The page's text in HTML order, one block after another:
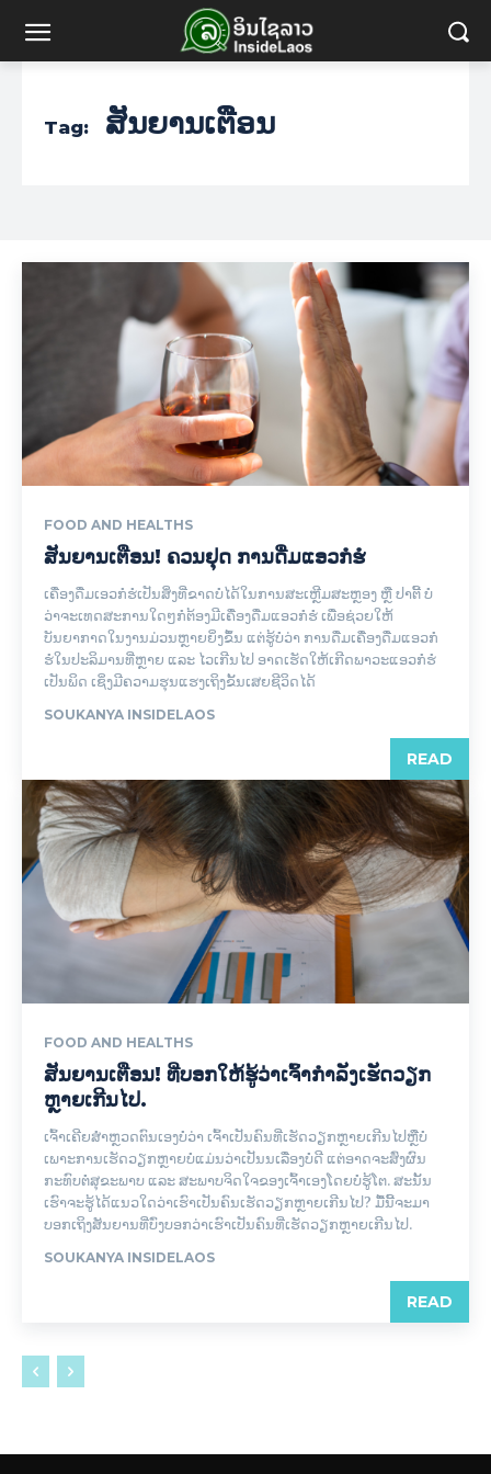
Tag: ສັນຍານເຕືອນ
FOOD AND HEALTHS
ສັນຍານເຕືອນ! ຄວນຢຸດ ການດື່ມແອວກໍຮໍ
ເຄື່ອງດື່ມເອວກໍຮໍເປັນສິ່ງທີ່ຂາດບໍ່ໄດ້ໃນການສະເຫຼີມສະຫຼອງ ຫຼື ປາຕີ້ ບໍ່
ວ່າຈະເທດສະການໃດໆກໍຕ້ອງມີເຄື່ອງດື່ມແອວກໍຮໍ ເພື່ອຊ່ວຍໃຫ້
ບັນຍາກາດໃນງານມ່ວນຫຼາຍຍິ່ງຂຶ້ນ ແຕ່ຮູ້ບໍ່ວ່າ ການດື່ມເຄື່ອງດື່ມແອວກໍ
ຮໍໃນປະລິມານທີ່ຫຼາຍ ແລະ ໄວເກີນໄປ ອາດເຮັດໃຫ້ເກີດພາວະແອວກໍຮໍ
ເປັນພິດ ເຊິ່ງມີຄວາມຮຸນແຮງເຖິງຂັ້ນເສຍຊີວິດໄດ້
SOUKANYA INSIDELAOS
READ
FOOD AND HEALTHS
ສັນຍານເຕືອນ! ທີ່ບອກໃຫ້ຮູ້ວ່າເຈົ້າກໍາລັງເຮັດວຽກ
ຫຼາຍເກີນໄປ.
ເຈົ້າເຄີຍສຳຫຼວດຕົນເອງບໍ່ວ່າ ເຈົ້າເປັນຄົນທີ່ເຮັດວຽກຫຼາຍເກີນໄປຫຼືບໍ່
ເພາະການເຮັດວຽກຫຼາຍບໍ່ແມ່ນວ່າເປັນນເລື່ອງບໍ່ດີ ແຕ່ອາດຈະສົ່ງຜົນ
ກະທົບຕໍ່ສຸຂະພາບ ແລະ ສະພາບຈິດໃຈຂອງເຈົ້າເອງໂດຍບໍ່ຮູ້ໂຕ. ສະນັ້ນ
ເຮົາຈະຮູ້ໄດ້ແນວໃດວ່າເຮົາເປັນຄົນເຮັດວຽກຫຼາຍເກີນໄປ? ມື້ນີ້ຈະມາ
ບອກເຖິງສັນຍານທີ່ບົ່ງບອກວ່າເຮົາເປັນຄົນທີ່ເຮັດວຽກຫຼາຍເກີນໄປ.
SOUKANYA INSIDELAOS
READ